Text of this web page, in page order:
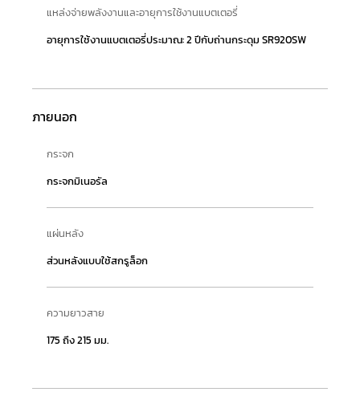
แหล่งจ่ายพลังงานและอายุการใช้งานแบตเตอรี่
อายุการใช้งานแบตเตอรี่ประมาณ: 2 ปีกับถ่านกระดุม SR920SW
ภายนอก
กระจก
กระจกมิเนอรัล
แผ่นหลัง
ส่วนหลังแบบใช้สกรูล็อก
ความยาวสาย
175 ถึง 215 มม.